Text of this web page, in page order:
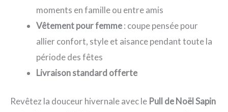
moments en famille ou entre amis
Vêtement pour femme: coupe pensée pour
allier confort, style et aisance pendant toute la
période des fêtes
Livraison standard offerte
Revêtez la douceur hivernale avec le Pull de Noël Sapin